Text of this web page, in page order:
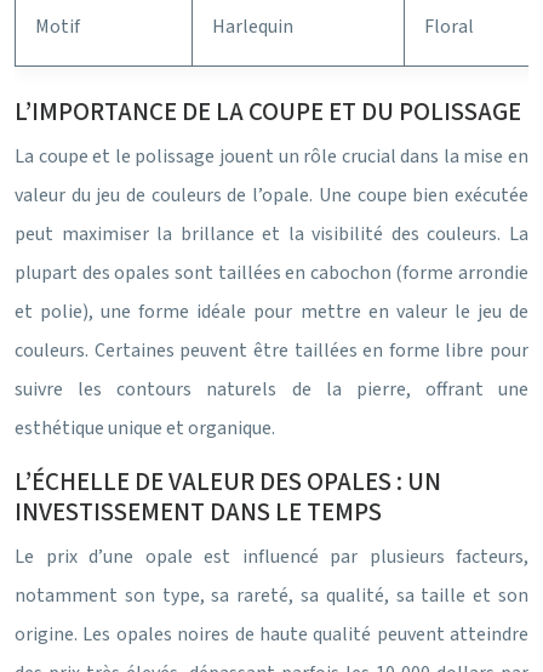
Motif Harlequin Floral
L’IMPORTANCE DE LA COUPE ET DU POLISSAGE
La coupe et le polissage jouent un rôle crucial dans la mise en
valeur du jeu de couleurs de l’opale. Une coupe bien exécutée
peut maximiser la brillance et la visibilité des couleurs. La
plupart des opales sont taillées en cabochon (forme arrondie
et polie), une forme idéale pour mettre en valeur le jeu de
couleurs. Certaines peuvent être taillées en forme libre pour
suivre les contours naturels de la pierre, offrant une
esthétique unique et organique.
L’ÉCHELLE DE VALEUR DES OPALES : UN
INVESTISSEMENT DANS LE TEMPS
Le prix d’une opale est influencé par plusieurs facteurs,
notamment son type, sa rareté, sa qualité, sa taille et son
origine. Les opales noires de haute qualité peuvent atteindre